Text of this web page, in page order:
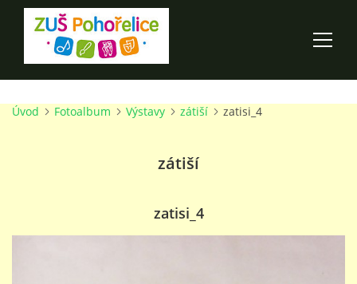
ÚVOD
100 LET ZUŠ POHOŘELICE
Úvod Fotoalbum Výstavy zátiší zatisi_4
zátiší
zatisi_4